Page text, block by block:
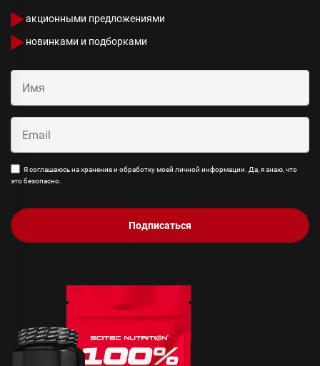
акционными предложениями
новинками и подборками
Я соглашаюсь на хранение и обработку моей личной информации. Да, я знаю, что
это безопасно.
Подписаться